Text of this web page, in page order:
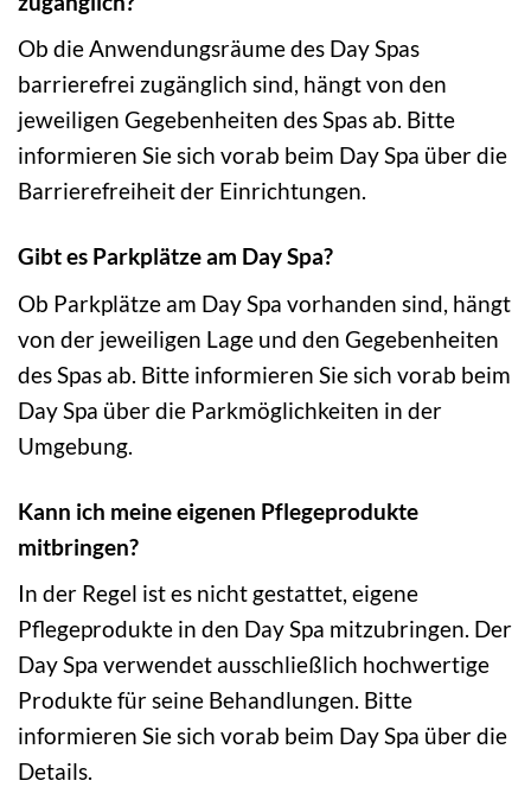
Ob die Anwendungsräume des Day Spas
barrierefrei zugänglich sind, hängt von den
jeweiligen Gegebenheiten des Spas ab. Bitte
informieren Sie sich vorab beim Day Spa über die
Barrierefreiheit der Einrichtungen.
Gibt es Parkplätze am Day Spa?
Ob Parkplätze am Day Spa vorhanden sind, hängt
von der jeweiligen Lage und den Gegebenheiten
des Spas ab. Bitte informieren Sie sich vorab beim
Day Spa über die Parkmöglichkeiten in der
Umgebung.
Kann ich meine eigenen Pflegeprodukte
mitbringen?
In der Regel ist es nicht gestattet, eigene
Pflegeprodukte in den Day Spa mitzubringen. Der
Day Spa verwendet ausschließlich hochwertige
Produkte für seine Behandlungen. Bitte
informieren Sie sich vorab beim Day Spa über die
Details.